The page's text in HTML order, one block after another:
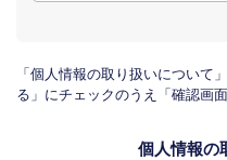
「個人情報の取り扱いについて
る」にチェックのうえ「確認画
個人情報の